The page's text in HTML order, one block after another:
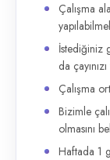
Çalışma
İstediğiniz
da
Çalışma
Bizimle
olmasını
Haftada 1